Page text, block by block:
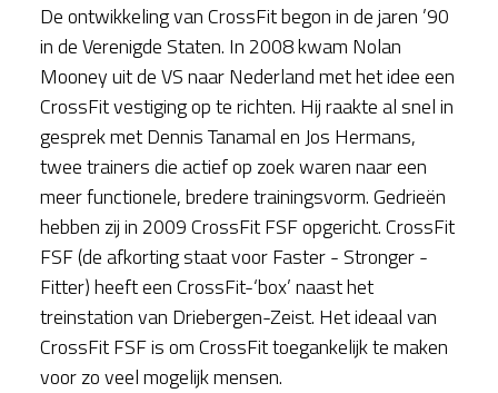
De ontwikkeling van CrossFit begon in de jaren ’90
in de Verenigde Staten. In 2008 kwam Nolan
Mooney uit de VS naar Nederland met het idee een
CrossFit vestiging op te richten. Hij raakte al snel in
gesprek met Dennis Tanamal en Jos Hermans,
twee trainers die actief op zoek waren naar een
meer functionele, bredere trainingsvorm. Gedrieën
hebben zij in 2009 CrossFit FSF opgericht. CrossFit
FSF (de afkorting staat voor Faster - Stronger -
Fitter) heeft een CrossFit-‘box’ naast het
treinstation van Driebergen-Zeist. Het ideaal van
CrossFit FSF is om CrossFit toegankelijk te maken
voor zo veel mogelijk mensen.